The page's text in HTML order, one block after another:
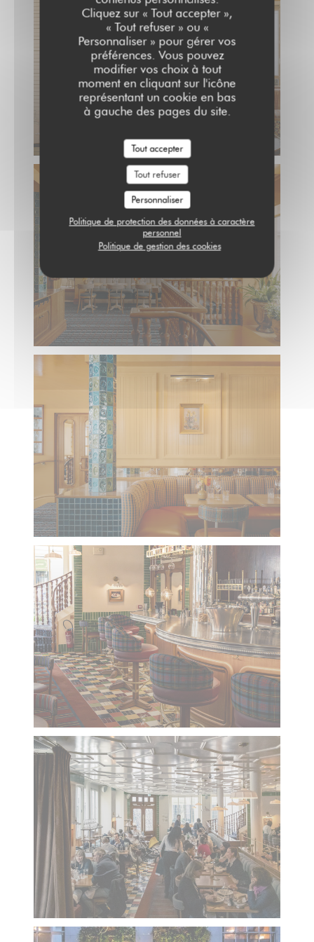
Cliquez sur « Tout accepter »,
« Tout refuser » ou «
Personnaliser » pour gérer vos
préférences. Vous pouvez
modifier vos choix à tout
moment en cliquant sur l'icône
représentant un cookie en bas
à gauche des pages du site.
Tout accepter
Tout refuser
Personnaliser
Politique de protection des données à caractère
personnel
Politique de gestion des cookies